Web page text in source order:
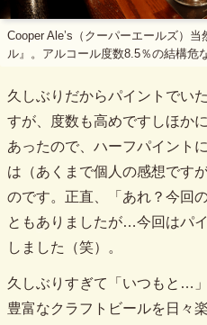
Cooper Ale’s（クーパーエールズ）
ル』。アルコール度数8.5％の結構危
久しぶりだからパイントでい
すが、度数も高めですしほか
あったので、ハーフパイント
は（あくまで個人の感想です
のです。正直、「あれ？今回
ともありましたが…今回はパ
しました（笑）。
久しぶりすぎて「いつもと…
豊富なクラフトビールを日々